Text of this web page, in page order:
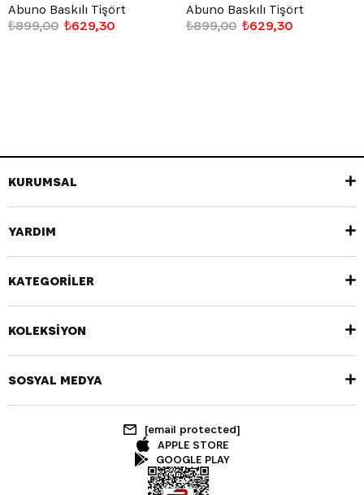
Abuno Baskılı Tişört
₺629,30
₺899,00
Abuno Baskılı Tişört
₺629,30
₺899,00
KURUMSAL
YARDIM
KATEGORİLER
KOLEKSİYON
SOSYAL MEDYA
[email protected]
APPLE STORE
GOOGLE PLAY